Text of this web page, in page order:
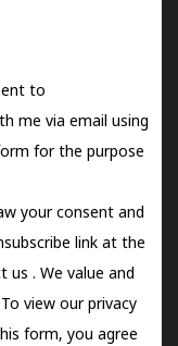
to
me via email using
for the purpose
your consent and
link at the
us . We value and
view our privacy
form, you agree